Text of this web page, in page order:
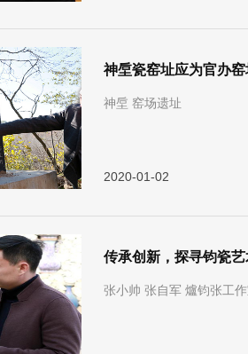
神垕瓷窑址应为官办
神垕 窑场遗址
2020-01-02
传承创新，探寻钧瓷
张小帅 张自军 爐钧张工